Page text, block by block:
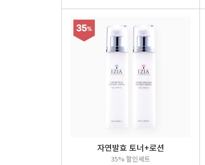
자연발효 토너+로션
35% 할인세트